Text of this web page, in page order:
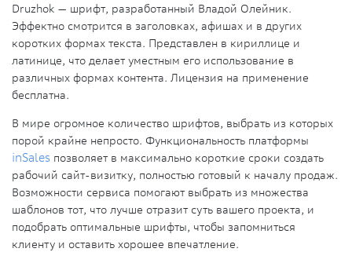
Druzhok — шрифт, разработанный Владой Олейник.
Эффектно смотрится в заголовках, афишах и в других
коротких формах текста. Представлен в кириллице и
латинице, что делает уместным его использование в
различных формах контента. Лицензия на применение
бесплатна.
В мире огромное количество шрифтов, выбрать из которых
порой крайне непросто. Функциональность платформы
inSales позволяет в максимально короткие сроки создать
рабочий сайт-визитку, полностью готовый к началу продаж.
Возможности сервиса помогают выбрать из множества
шаблонов тот, что лучше отразит суть вашего проекта, и
подобрать оптимальные шрифты, чтобы запомниться
клиенту и оставить хорошее впечатление.